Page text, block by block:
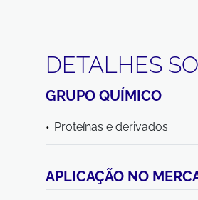
DETALHES
GRUPO QUÍMICO
Proteínas e derivados
APLICAÇÃO NO